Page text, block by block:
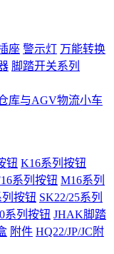
座 警示灯 万能转换
脚踏开关系列
库与AGV物流小车
钮 K16系列按钮
系列按钮 M16系列
列按钮 SK22/25系列
系列按钮 JHAK脚踏
附件 HQ22/JP/JC附